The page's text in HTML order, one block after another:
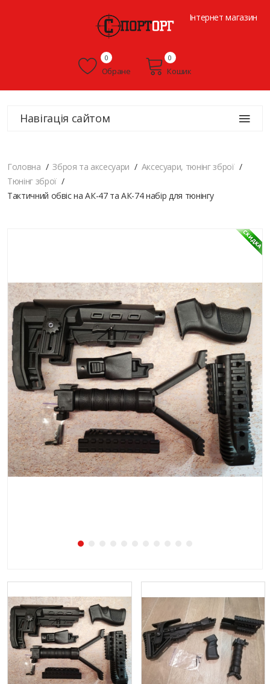
Інтернет магазин
Обране
0
Кошик
0
Навігація сайтом
Головна Зброя та аксесуари
Аксесуари, тюнінг зброї
Тюнінг зброї
Тактичний обвіс на АК-47 та АК-74 набір для тюнінгу